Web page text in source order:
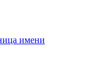
имени